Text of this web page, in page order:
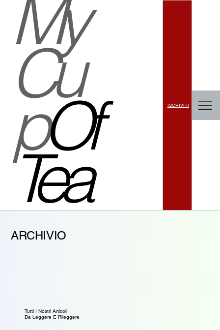
My
Cu
pOf
Tea
ISCRIVITI
ARCHIVIO
Tutti I Nostri Articoli
Da Leggere E Rileggere